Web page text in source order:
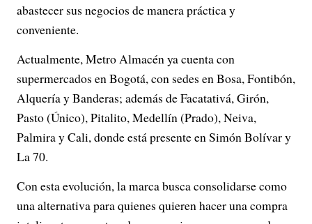
abastecer sus negocios de manera práctica y
conveniente.
Actualmente, Metro Almacén ya cuenta con
supermercados en Bogotá, con sedes en Bosa, Fontibón,
Alquería y Banderas; además de Facatativá, Girón,
Pasto (Único), Pitalito, Medellín (Prado), Neiva,
Palmira y Cali, donde está presente en Simón Bolívar y
La 70.
Con esta evolución, la marca busca consolidarse como
una alternativa para quienes quieren hacer una compra